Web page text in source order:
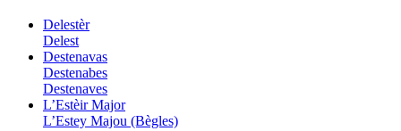
Delestèr
Delest
Destenavas
Destenabes
Destenaves
L’Estèir Major
L’Estey Majou (Bègles)